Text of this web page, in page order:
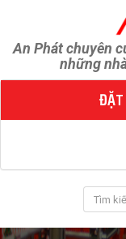
An Phát chuyên
những
ĐẶT